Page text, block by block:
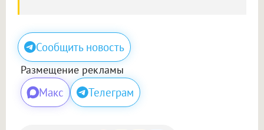
Сообщить новость
Размещение рекламы
Макс Телеграм